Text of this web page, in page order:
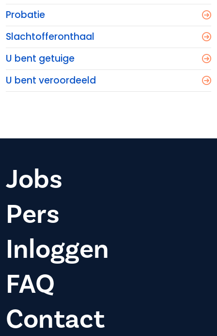
Probatie
Slachtofferonthaal
U bent getuige
U bent veroordeeld
Jobs
Pers
Inloggen
FAQ
Contact